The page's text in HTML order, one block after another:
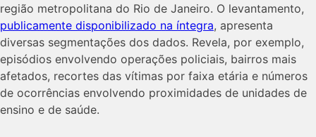
região metropolitana do Rio de Janeiro. O levantamento,
publicamente disponibilizado na íntegra, apresenta
diversas segmentações dos dados. Revela, por exemplo,
episódios envolvendo operações policiais, bairros mais
afetados, recortes das vítimas por faixa etária e números
de ocorrências envolvendo proximidades de unidades de
ensino e de saúde.